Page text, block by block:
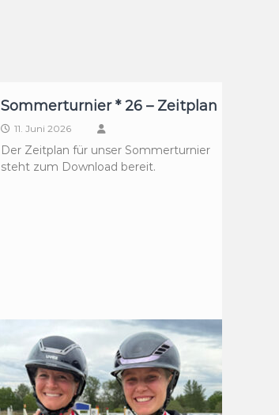
Sommerturnier * 26 – Zeitplan
11. Juni 2026
Der Zeitplan für unser Sommerturnier
steht zum Download bereit.